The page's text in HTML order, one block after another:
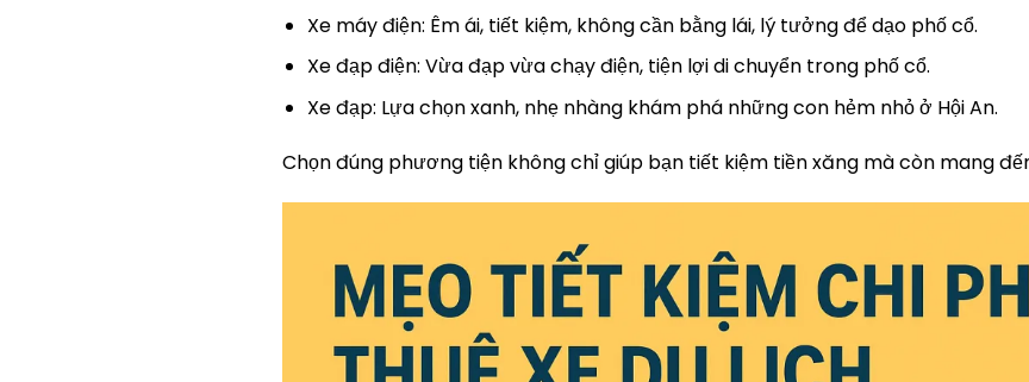
Xe máy điện: Êm ái, tiết kiệm, không cần bằng lái, lý tưởng để dạo phố cổ.
Xe đạp điện: Vừa đạp vừa chạy điện, tiện lợi di chuyển trong phố cổ.
Xe đạp: Lựa chọn xanh, nhẹ nhàng khám phá những con hẻm nhỏ ở Hội An.
Chọn đúng phương tiện không chỉ giúp bạn tiết kiệm tiền xăng mà còn mang